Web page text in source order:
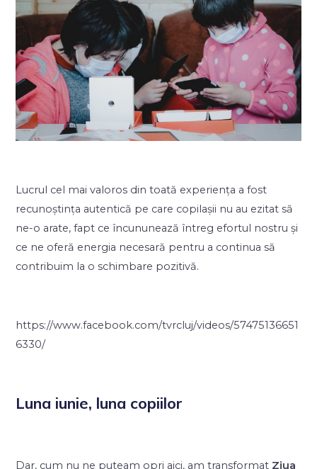
Lucrul cel mai valoros din toată experiența a fost
recunoștința autentică pe care copilașii nu au ezitat să
ne-o arate, fapt ce încununează întreg efortul nostru și
ce ne oferă energia necesară pentru a continua să
contribuim la o schimbare pozitivă.
https://www.facebook.com/tvrcluj/videos/57475136651
6330/
Luna iunie, luna copiilor
Dar, cum nu ne puteam opri aici, am transformat Ziua